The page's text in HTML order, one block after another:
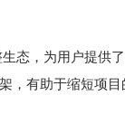
态，为用户提供
，有助于缩短项